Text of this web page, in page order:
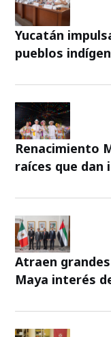
Yucatán
pueblos
Renacimiento
raíces que dan
Atraen
Maya interés